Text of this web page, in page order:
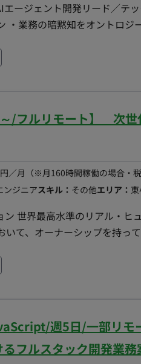
性向上を図る。 - 店舗・本部
スの選定、導入、ライフサイ
/ UEM (Unified
ア、ソフトウェアの包括的な
本部拠点におけるWi-Fi環境
ージェント開発リード／テ
・業務の暗黙知をオントロ
ト群（正規化・チェック・
終わりにしない」——設計・
、クライアント側が自走で
や誤植の検査、商品説明文の
与する。 ・オントロジー実装
発：担当者が承認／差し戻し
括編集、監査ログ、手入力モ
ーンへの割り振り：機能を実
レビューと技術的な相談対応
、ベンダー相談の論点を整理する。 ※現在
言語化されていない状態から、ヒ
構造を立ち上げることを面白
スクを割れる。抱え込まない
務日数 ：月112時間以上 ・PC貸与
ートだが、必要に応じて出社
～/フルリモート】 次
円／月 （※月160時間稼働の場合・税
ンジニアスキル： その他エリア：
ン 世界最高水準のリアル・ヒ
いて、オーナーシップを持っ
学的効率の追求にとどまら
実現に貢献していただきます。 【次世代ヒューマ
】 人間のような滑らかで自
ー操作システムから送られる
通信制御システムの構築、お
週5日/一部リモ
フルスタック開発業務